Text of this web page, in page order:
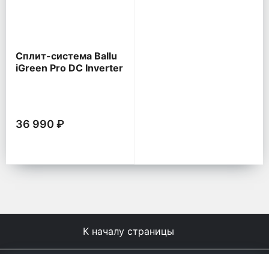
Сплит-система Ballu
iGreen Pro DC Inverter
36 990 ₽
К началу страницы